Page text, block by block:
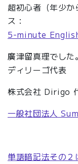
超初心者（年少
ス：
5-minute
廣津留真理でした。
ディリーゴ代表
株式会社 Dirigo
一般社団法人
単語暗記法その２